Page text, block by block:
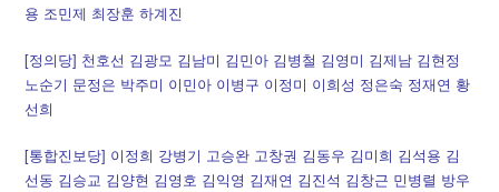
용 조민제 최장훈 하계진
[정의당] 천호선 김광모 김남미 김민아 김병철 김영미 김제남 김현정
노순기 문정은 박주미 이민아 이병구 이정미 이희성 정은숙 정재연 황
선희
[통합진보당] 이정희 강병기 고승완 고창권 김동우 김미희 김석용 김
선동 김승교 김양현 김영호 김익영 김재연 김진석 김창근 민병렬 방우